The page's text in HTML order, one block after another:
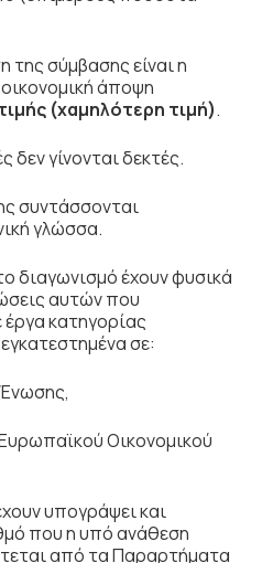
της σύμβασης είναι η
άποψη
(χαμηλότερη τιμή).
γίνονται δεκτές.
συντάσσονται
γλώσσα.
διαγωνισμό έχουν φυσικά
αυτών που
κατηγορίας
σε:
Οικονομικού
υπογράψει και
που η υπό ανάθεση
από τα Παραρτήματα